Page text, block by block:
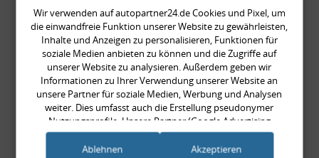
Rückleuchtenband mit
Blinker, rot, US-Ecken,
Audi 80 Cabrio, Typ 89,
OE-Nr.: 8G0945225 +
8G0945225C
999,99 €
999,99 € pro 1
Wir verwenden auf autopartner24.de Cookies und Pixel, um
die einwandfreie Funktion unserer Website zu gewährleisten,
Inhalte und Anzeigen zu personalisieren, Funktionen für
soziale Medien anbieten zu können und die Zugriffe auf
unserer Website zu analysieren. Außerdem geben wir
Informationen zu Ihrer Verwendung unserer Website an
unsere Partner für soziale Medien, Werbung und Analysen
weiter. Dies umfasst auch die Erstellung pseudonymer
Nutzungsprofile. Unsere Partner (Google Advertising
Products) führen diese Informationen möglicherweise mit
weiteren Daten zusammen, die Sie ihnen bereitgestellt haben
Ablehnen Akzeptieren